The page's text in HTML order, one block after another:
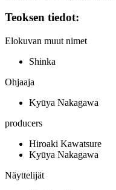
Teoksen tiedot:
Elokuvan muut nimet
Shinka
Ohjaaja
Kyūya Nakagawa
producers
Hiroaki Kawatsure
Kyūya Nakagawa
Näyttelijät